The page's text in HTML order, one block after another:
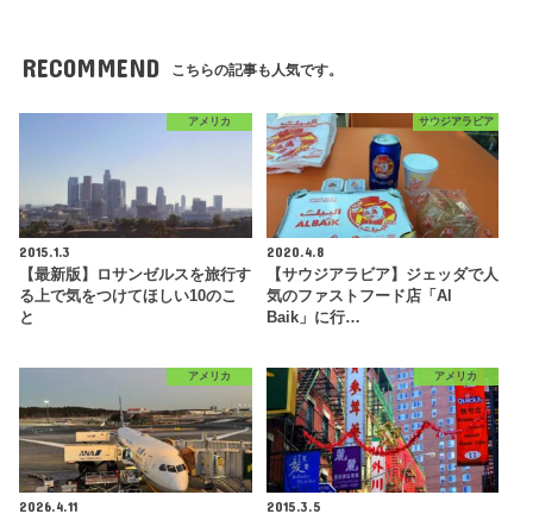
RECOMMEND こちらの記事も人気です。
アメリカ
2015.1.3
【最新版】ロサンゼルスを旅行す
る上で気をつけてほしい10のこ
と
サウジアラビア
2020.4.8
【サウジアラビア】ジェッダで人
気のファストフード店「Al
Baik」に行…
アメリカ
2026.4.11
アメリカ
2015.3.5